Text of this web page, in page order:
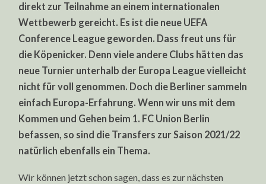
direkt zur Teilnahme an einem internationalen
Wettbewerb gereicht. Es ist die neue UEFA
Conference League geworden. Dass freut uns für
die Köpenicker. Denn viele andere Clubs hätten das
neue Turnier unterhalb der Europa League vielleicht
nicht für voll genommen. Doch die Berliner sammeln
einfach Europa-Erfahrung. Wenn wir uns mit dem
Kommen und Gehen beim 1. FC Union Berlin
befassen, so sind die Transfers zur Saison 2021/22
natürlich ebenfalls ein Thema.
Wir können jetzt schon sagen, dass es zur nächsten